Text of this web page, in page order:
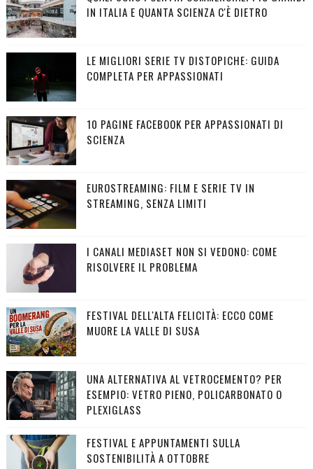
IN ITALIA E QUANTA SCIENZA C'È DIETRO
LE MIGLIORI SERIE TV DISTOPICHE: GUIDA
COMPLETA PER APPASSIONATI
10 PAGINE FACEBOOK PER APPASSIONATI DI
SCIENZA
EUROSTREAMING: FILM E SERIE TV IN
STREAMING, SENZA LIMITI
I CANALI MEDIASET NON SI VEDONO: COME
RISOLVERE IL PROBLEMA
FESTIVAL DELL'ALTA FELICITÀ: ECCO COME
MUORE LA VALLE DI SUSA
UNA ALTERNATIVA AL VETROCEMENTO? PER
ESEMPIO: VETRO PIENO, POLICARBONATO O
PLEXIGLASS
FESTIVAL E APPUNTAMENTI SULLA
SOSTENIBILITÀ A OTTOBRE